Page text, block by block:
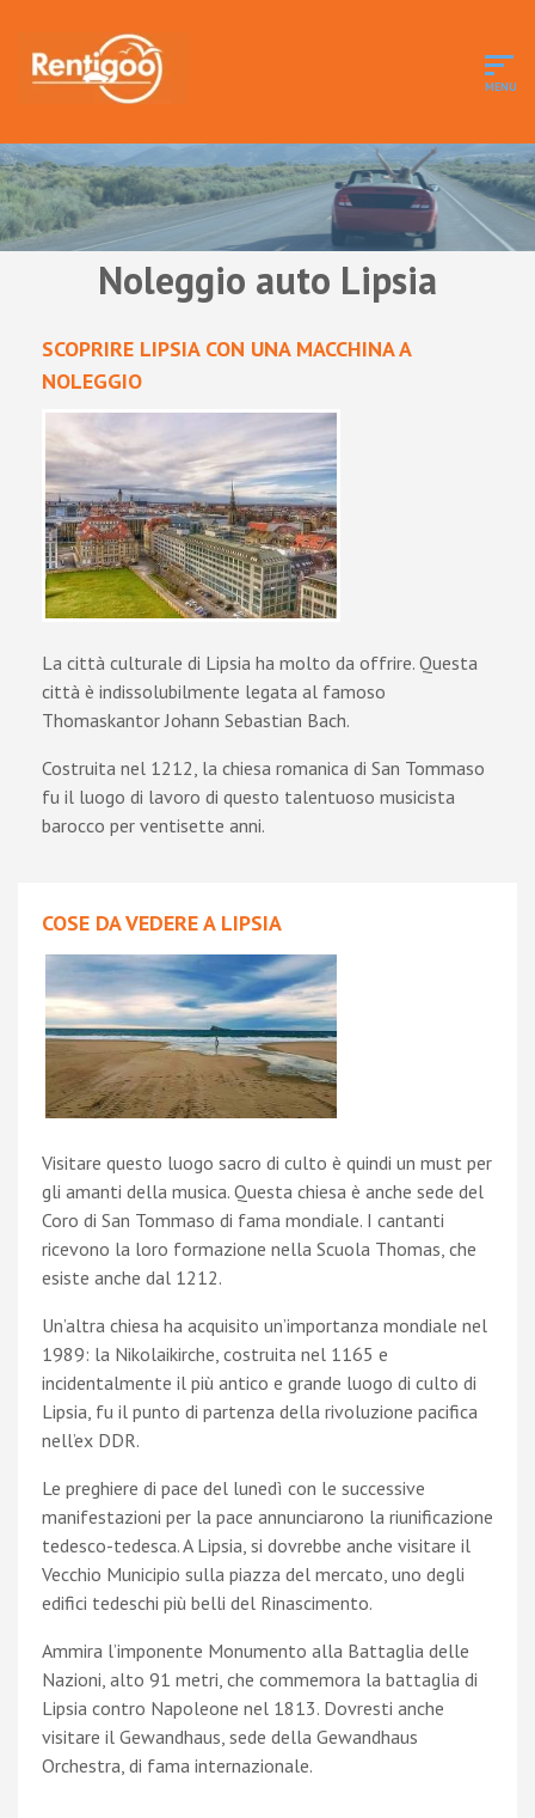
Noleggio auto Lipsia
SCOPRIRE LIPSIA CON UNA MACCHINA A
NOLEGGIO
La città culturale di Lipsia ha molto da offrire. Questa
città è indissolubilmente legata al famoso
Thomaskantor Johann Sebastian Bach.
Costruita nel 1212, la chiesa romanica di San Tommaso
fu il luogo di lavoro di questo talentuoso musicista
barocco per ventisette anni.
COSE DA VEDERE A LIPSIA
Visitare questo luogo sacro di culto è quindi un must per
gli amanti della musica. Questa chiesa è anche sede del
Coro di San Tommaso di fama mondiale. I cantanti
ricevono la loro formazione nella Scuola Thomas, che
esiste anche dal 1212.
Un’altra chiesa ha acquisito un’importanza mondiale nel
1989: la Nikolaikirche, costruita nel 1165 e
incidentalmente il più antico e grande luogo di culto di
Lipsia, fu il punto di partenza della rivoluzione pacifica
nell’ex DDR.
Le preghiere di pace del lunedì con le successive
manifestazioni per la pace annunciarono la riunificazione
tedesco-tedesca. A Lipsia, si dovrebbe anche visitare il
Vecchio Municipio sulla piazza del mercato, uno degli
edifici tedeschi più belli del Rinascimento.
Ammira l’imponente Monumento alla Battaglia delle
Nazioni, alto 91 metri, che commemora la battaglia di
Lipsia contro Napoleone nel 1813. Dovresti anche
visitare il Gewandhaus, sede della Gewandhaus
Orchestra, di fama internazionale.